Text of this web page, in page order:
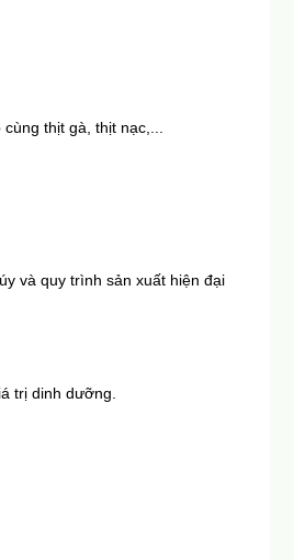
thịt gà, thịt nạc,...
và quy trình sản xuất hiện đại
trị dinh dưỡng.